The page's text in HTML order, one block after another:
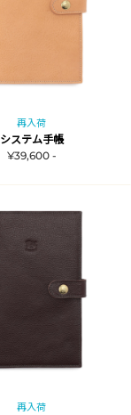
再入荷
システム手帳
¥39,600 -
再入荷